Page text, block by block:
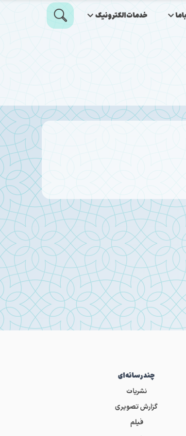
خدمات‌الکترونیک
چندرسانه‌ای
نشریات
گزارش تصویری
فیلم